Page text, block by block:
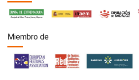
Miembro de